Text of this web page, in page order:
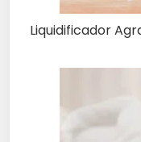
Liquidificador